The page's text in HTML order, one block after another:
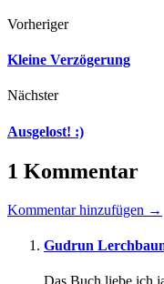
Vorheriger
Kleine Verzögerung
Nächster
Ausgelost! :)
1 Kommentar
Kommentar hinzufügen →
Gudrun